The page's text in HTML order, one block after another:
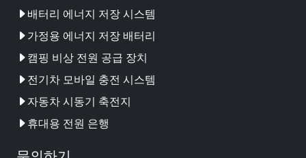
배터리 에너지 저장 시스템
가정용 에너지 저장 배터리
캠핑 비상 전원 공급 장치
전기차 모바일 충전 시스템
자동차 시동기 축전지
휴대용 전원 은행